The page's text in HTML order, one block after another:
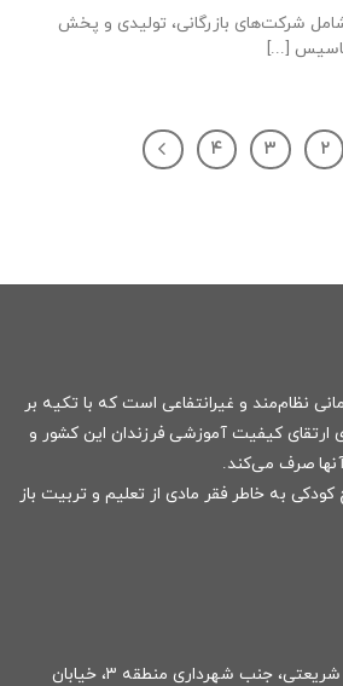
شرکت‌های بازرگانی، تولیدی و پخش
۲ ۳ ۴
نظام‌مند و غیرانتفاعی است که با تکیه بر
ارتقای کیفیت آموزشی فرزندان این کشور و
صرف می‌کند.
به خاطر فقر مادی از تعلیم و تربیت باز
نشانی: تهران، خیابان دکتر شریعتی، جنب شهرداری منطقه ۳، خیابان